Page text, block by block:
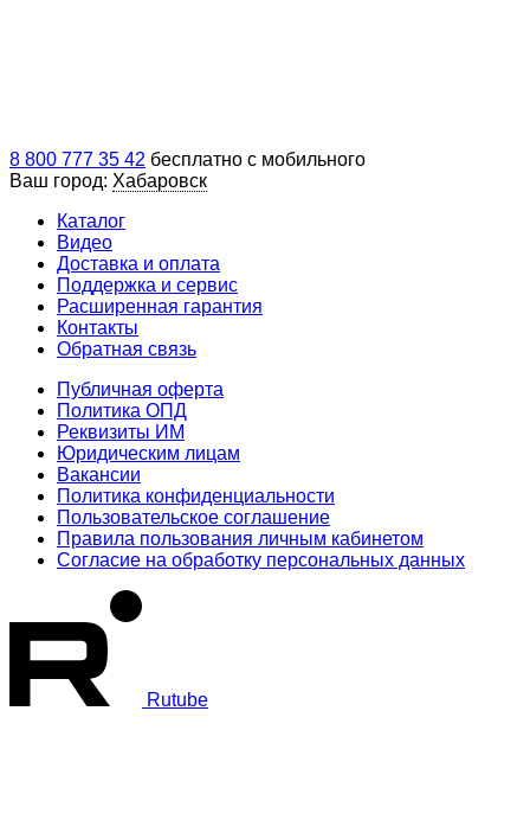
8 800 777 35 42 бесплатно с мобильного
Ваш город: Хабаровск
Каталог
Видео
Доставка и оплата
Поддержка и сервис
Расширенная гарантия
Контакты
Обратная связь
Публичная оферта
Политика ОПД
Реквизиты ИМ
Юридическим лицам
Вакансии
Политика конфиденциальности
Пользовательское соглашение
Правила пользования личным кабинетом
Согласие на обработку персональных данных
Rutube